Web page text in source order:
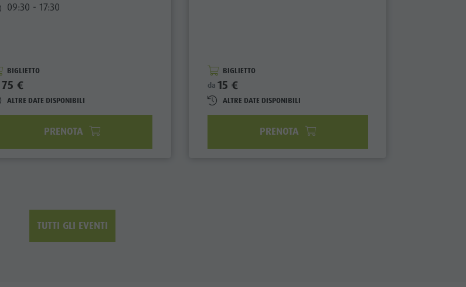
09:30 - 17:30
BIGLIETTO
75 €
ALTRE DATE DISPONIBILI
PRENOTA
BIGLIETTO
da 15 €
ALTRE DATE DISPONIBILI
PRENOTA
TUTTI GLI EVENTI